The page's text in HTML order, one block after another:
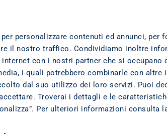
personalizzare contenuti ed annunci, per
il nostro traffico. Condividiamo inoltre
con i nostri partner che si occupano
i quali potrebbero combinarle con altre
dal suo utilizzo dei loro servizi. Puoi
Troverai i dettagli e le
Per ulteriori informazioni consulta